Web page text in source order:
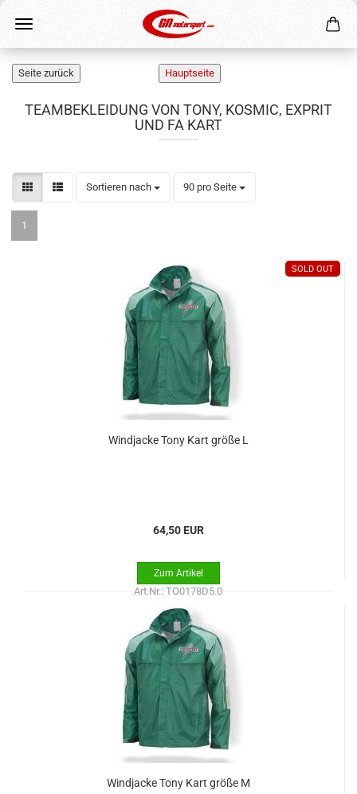
TEAMBEKLEIDUNG VON TONY, KOSMIC, EXPRIT
UND FA KART
Sortieren nach
Sortieren nach 90 pro Seite
pro Seite
1
SOLD OUT
Windjacke Tony Kart größe L
64,50 EUR
Art.Nr.: TO0178D5.0
Windjacke Tony Kart größe M